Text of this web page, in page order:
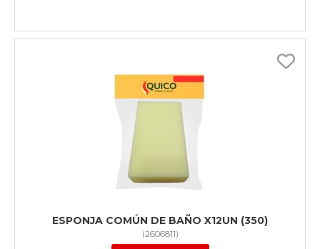
ESPONJA COMÚN DE BAÑO X12UN (350)
(2606811)